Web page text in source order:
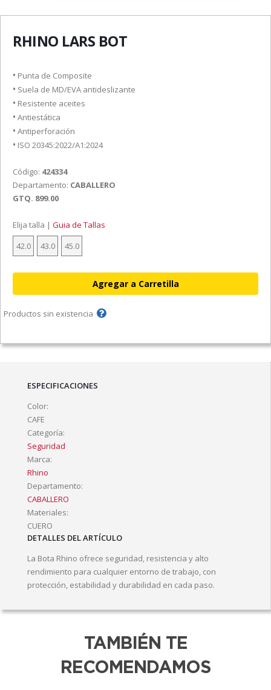
RHINO LARS BOT
• Punta de Composite
• Suela de MD/EVA antideslizante
• Resistente aceites
• Antiestática
• Antiperforación
• ISO 20345:2022/A1:2024
Código: 424334
Departamento: CABALLERO
GTQ. 899.00
Elija talla | Guia de Tallas
42.0
43.0 45.0
Productos sin existencia
ESPECIFICACIONES
Color:
CAFE
Categoría:
Seguridad
Marca:
Rhino
Departamento:
CABALLERO
Materiales:
CUERO
DETALLES DEL ARTÍCULO
La Bota Rhino ofrece seguridad, resistencia y alto
rendimiento para cualquier entorno de trabajo, con
protección, estabilidad y durabilidad en cada paso.
TAMBIÉN TE
RECOMENDAMOS